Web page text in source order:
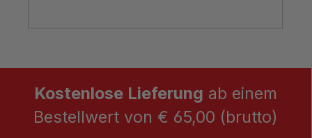
Kostenlose Lieferung ab einem
Bestellwert von € 65,00 (brutto)